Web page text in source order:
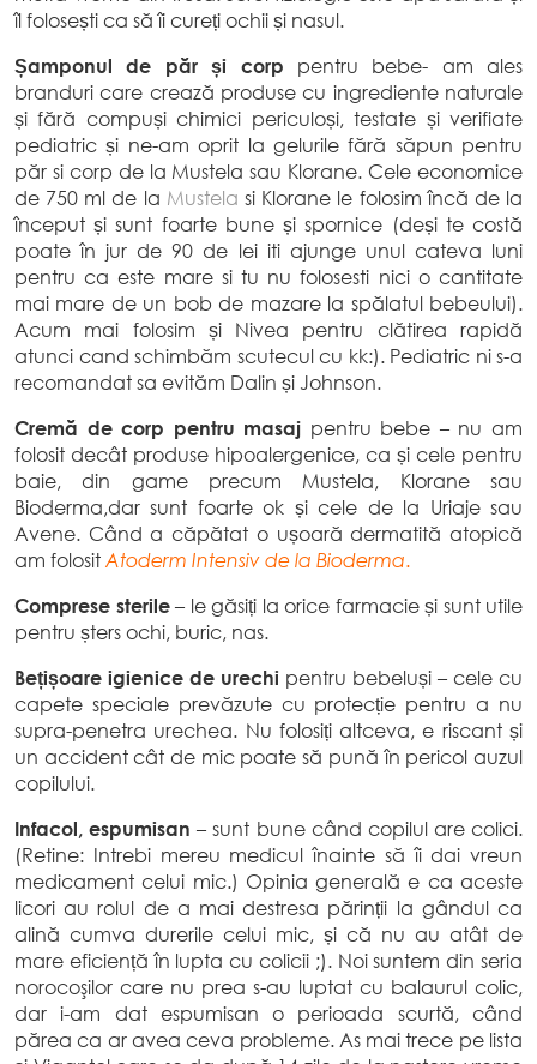
îl folosești ca să îi cureți ochii și nasul.
Șamponul de păr și corp pentru bebe- am ales
branduri care crează produse cu ingrediente naturale
și fără compuși chimici periculoși, testate și verifiate
pediatric și ne-am oprit la gelurile fără săpun pentru
păr si corp de la Mustela sau Klorane. Cele economice
de 750 ml de la Mustela si Klorane le folosim încă de la
început și sunt foarte bune și spornice (deși te costă
poate în jur de 90 de lei iti ajunge unul cateva luni
pentru ca este mare si tu nu folosesti nici o cantitate
mai mare de un bob de mazare la spălatul bebeului).
Acum mai folosim și Nivea pentru clătirea rapidă
atunci cand schimbăm scutecul cu kk:). Pediatric ni s-a
recomandat sa evităm Dalin și Johnson.
Cremă de corp pentru masaj pentru bebe – nu am
folosit decât produse hipoalergenice, ca și cele pentru
baie, din game precum Mustela, Klorane sau
Bioderma,dar sunt foarte ok și cele de la Uriaje sau
Avene. Când a căpătat o ușoară dermatită atopică
am folosit Atoderm Intensiv de la Bioderma.
Comprese sterile– le găsiți la orice farmacie și sunt utile
pentru șters ochi, buric, nas.
Bețișoare igienice de urechi pentru bebeluși – cele cu
capete speciale prevăzute cu protecție pentru a nu
supra-penetra urechea. Nu folosiți altceva, e riscant și
un accident cât de mic poate să pună în pericol auzul
copilului.
Infacol, espumisan – sunt bune când copilul are colici.
(Retine: Intrebi mereu medicul înainte să îi dai vreun
medicament celui mic.) Opinia generală e ca aceste
licori au rolul de a mai destresa părinții la gândul ca
alină cumva durerile celui mic, și că nu au atât de
mare eficiență în lupta cu colicii ;). Noi suntem din seria
norocoşilor care nu prea s-au luptat cu balaurul colic,
dar i-am dat espumisan o perioada scurtă, când
părea ca ar avea ceva probleme. As mai trece pe lista